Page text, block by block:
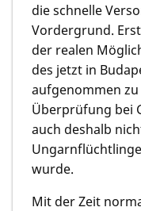
die schnelle
Vordergrund.
der realen
des jetzt in
aufgenommen
Überprüfung bei
auch deshalb
wurde.
Mit der Zeit